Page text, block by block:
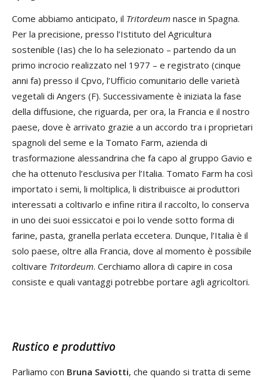
Come abbiamo anticipato, il Tritordeum nasce in Spagna.
Per la precisione, presso l’Istituto del Agricultura
sostenible (Ias) che lo ha selezionato – partendo da un
primo incrocio realizzato nel 1977 – e registrato (cinque
anni fa) presso il Cpvo, l’Ufficio comunitario delle varietà
vegetali di Angers (F). Successivamente è iniziata la fase
della diffusione, che riguarda, per ora, la Francia e il nostro
paese, dove è arrivato grazie a un accordo tra i proprietari
spagnoli del seme e la Tomato Farm, azienda di
trasformazione alessandrina che fa capo al gruppo Gavio e
che ha ottenuto l’esclusiva per l’Italia. Tomato Farm ha così
importato i semi, li moltiplica, li distribuisce ai produttori
interessati a coltivarlo e infine ritira il raccolto, lo conserva
in uno dei suoi essiccatoi e poi lo vende sotto forma di
farine, pasta, granella perlata eccetera. Dunque, l’Italia è il
solo paese, oltre alla Francia, dove al momento è possibile
coltivare Tritordeum. Cerchiamo allora di capire in cosa
consiste e quali vantaggi potrebbe portare agli agricoltori.
Rustico e produttivo
Parliamo con Bruna Saviotti, che quando si tratta di seme